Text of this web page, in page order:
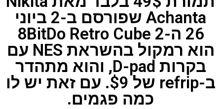
Achanta שפורסם ב-2 ביוני
26 ה-8BitDo Retro Cube 2
הוא רמקול בהשראת NES עם
בקרות D-pad, והוא מתהדר
ב-refrip של $9. עם זאת יש לו
כמה פגמים.